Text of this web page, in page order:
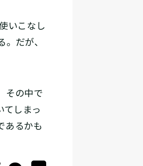
いこなし
だが、
その中で
てしまっ
あるかも